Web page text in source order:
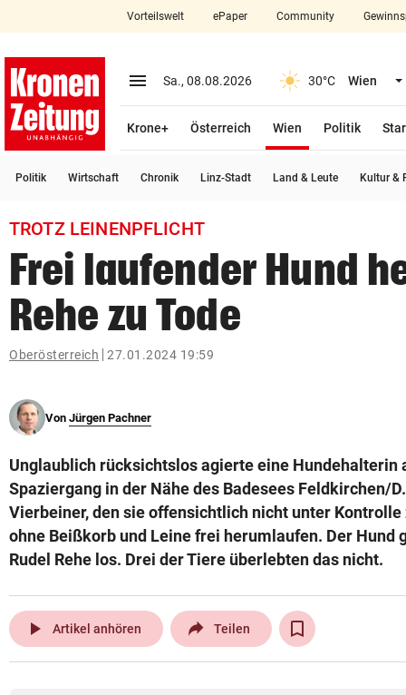
closeSchließen
account_circle Anmelden
arrow_right
bookmark
search
Suchbegriff
eingeben
© Krone Multimedia GmbH & Co KG 2026
Vorteilswelt ePaper Community
menu Menü aufklappen
Sa., 08.08.2026 30°C Wien
Krone+ Österreich Wien
Politik
Politik Wirtschaft Chronik Linz-Stadt Land & Leute Kultur &
TROTZ LEINENPFLICHT
Frei laufender Hund
Rehe zu Tode
Oberösterreich 27.01.2024 19:59
Von Jürgen Pachner
Unglaublich rücksichtslos agierte eine Hundehalterin
Spaziergang in der Nähe des Badesees Feldkirchen/
Vierbeiner, den sie offensichtlich nicht unter Kontrolle
ohne Beißkorb und Leine frei herumlaufen. Der Hund
Rudel Rehe los. Drei der Tiere überlebten das nicht.
play_arrow Artikel anhören Teilen